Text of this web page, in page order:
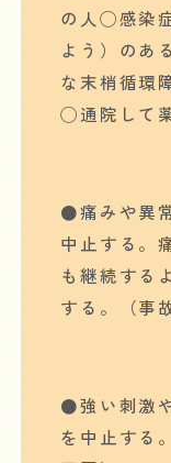
の人◯感染
よう）のあ
な末梢循環
◯通院して
●痛みや異
中止する。
も継続する
する。（事
●強い刺激
を中止する